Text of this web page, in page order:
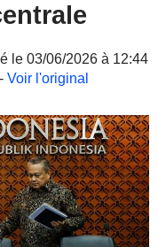
le 03/06/2026 à 12:44
- Voir l'original